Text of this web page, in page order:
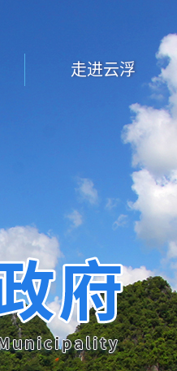
走进云浮